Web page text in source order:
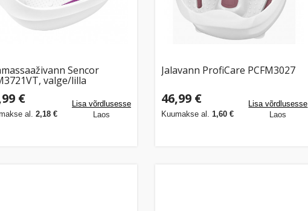
Sencor
valge/lilla
€
al. 2,18 €
Lisa võrdlusesse
Laos
Jalavann ProfiCare PCFM3027
46,99 €
Kuumakse al. 1,60 €
Lisa võrdlusesse
Laos